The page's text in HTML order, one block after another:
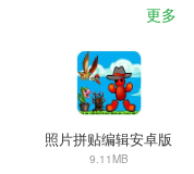
更多
照片拼贴编辑安卓版
9.11MB